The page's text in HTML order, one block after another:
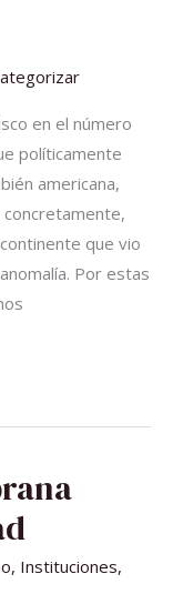
en el número
políticamente
americana,
que vio
Por estas
, Instituciones,